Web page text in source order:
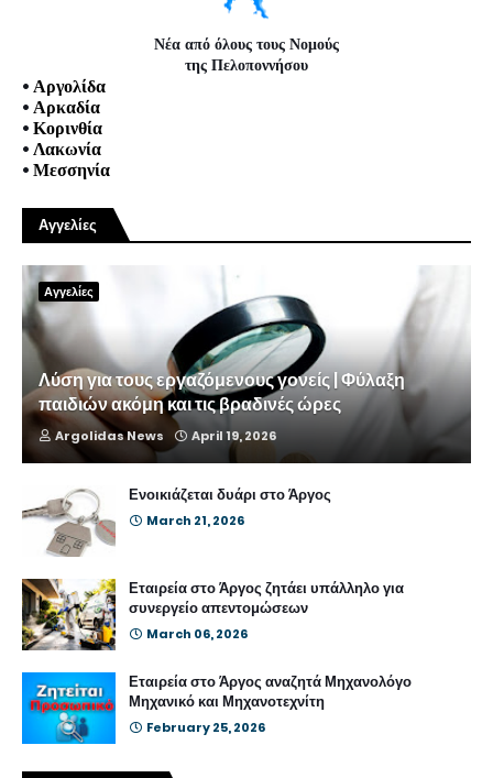
Νέα από όλους τους Νομούς
της Πελοποννήσου
• Αργολίδα
• Αρκαδία
• Κορινθία
• Λακωνία
• Μεσσηνία
Αγγελίες
Αγγελίες
Λύση για τους εργαζόμενους γονείς | Φύλαξη
παιδιών ακόμη και τις βραδινές ώρες
Argolidas News April 19, 2026
Ενοικιάζεται δυάρι στο Άργος
March 21, 2026
Εταιρεία στο Άργος ζητάει υπάλληλο για
συνεργείο απεντομώσεων
March 06, 2026
Εταιρεία στο Άργος αναζητά Μηχανολόγο
Μηχανικό και Μηχανοτεχνίτη
February 25, 2026